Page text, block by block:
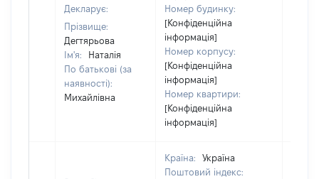
Декларує:
Прізвище:
Дегтярьова
Ім'я:
Наталія
По батькові (за
наявності):
Михайлівна
Номер будинку:
[Конфіденційна
інформація]
Номер корпусу:
[Конфіденційна
інформація]
Номер квартири:
[Конфіденційна
інформація]
Країна:
Україна
Поштовий індекс: